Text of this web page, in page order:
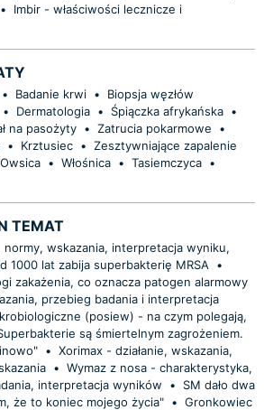
•
Imbir - właściwości lecznicze i
• Badanie krwi •
Biopsja węzłów
• Dermatologia • Śpiączka afrykańska •
na pasożyty • Zatrucia pokarmowe
•
• Krztusiec • Zesztywniające zapalenie
Owsica • Włośnica • Tasiemczyca •
TEMAT
wskazania, interpretacja wyniku,
1000 lat zabija superbakterię MRSA
•
zakażenia, co oznacza patogen alarmowy
przebieg badania i interpretacja
(posiew) - na czym polegają,
są śmiertelnym zagrożeniem.
• Xorimax - działanie, wskazania,
• Wymaz z nosa - charakterystyka,
interpretacja wyników
•
SM dało dwa
że to koniec mojego życia" • Gronkowiec